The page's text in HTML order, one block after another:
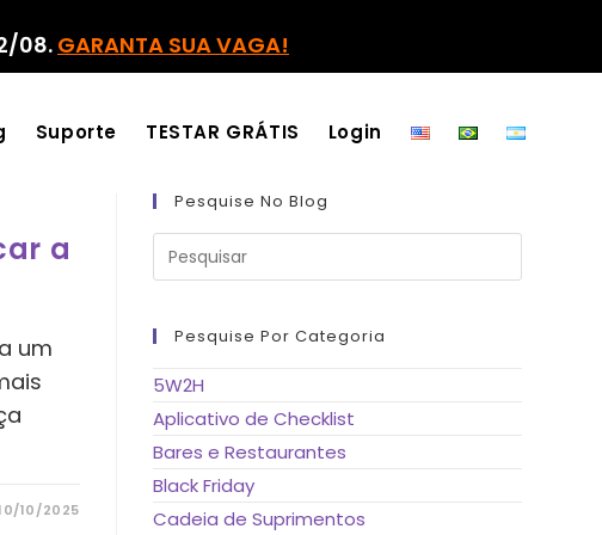
08. GARANTA SUA VAGA!
Suporte TESTAR GRÁTIS Login
a
um
10/2025
Pesquise No Blog
Pressione
tecla
Pesquise Por Categoria
5W2H
Aplicativo de Checklist
Bares e Restaurantes
Black Friday
Cadeia de Suprimentos